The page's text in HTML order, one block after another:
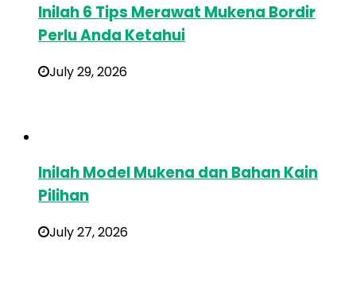
Inilah 6 Tips Merawat Mukena Bordir
Perlu Anda Ketahui
July 29, 2026
Inilah Model Mukena dan Bahan Kain
Pilihan
July 27, 2026